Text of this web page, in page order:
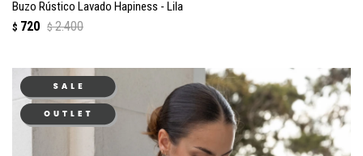
Buzo Rústico Lavado Hapiness - Lila
$ 720 $ 2.400